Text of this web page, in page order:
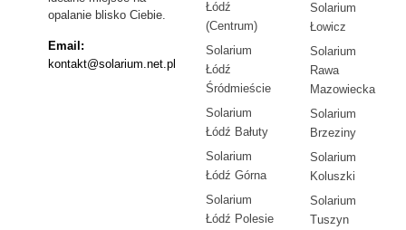
opalanie blisko Ciebie.
Email:
kontakt@solarium.net.pl
Łódź
(Centrum)
Solarium
Łódź
Śródmieście
Solarium
Łódź Bałuty
Solarium
Łódź Górna
Solarium
Łódź Polesie
Solarium
Łowicz
Solarium
Rawa
Mazowiecka
Solarium
Brzeziny
Solarium
Koluszki
Solarium
Tuszyn